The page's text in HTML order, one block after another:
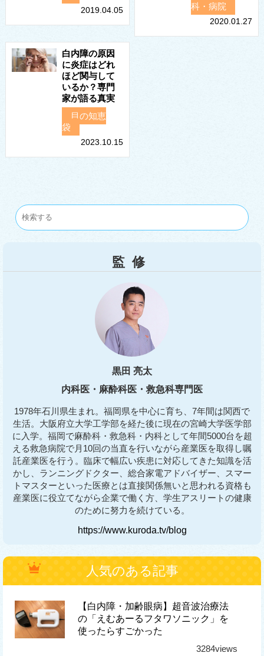
2019.04.05
科・病院
2020.01.27
白内障の原因
に炎症はどれ
ほど関与して
いるか？専門
家が語る真実
目の知恵
袋
2023.10.15
監修
黒田 亮太
内科医・麻酔科医・救急科専門医
1978年石川県生まれ。福岡県を中心に育ち、7年間は関西で
生活。大阪府立大学工学部を経た後に現在の宮崎大学医学部
に入学。福岡で麻酔科・救急科・内科として年間5000台を超
える救急病院で月10回の当直を行いながら産業医を取得し嘱
託産業医を行う。臨床で幅広い疾患に対応してきた知識を活
かし、ランニングドクター、総合家電アドバイザー、スマー
トマスターといった医療とは直接関係無いと思われる資格も
産業医に役立てながら企業で働く方、学生アスリートの健康
のために努力を続けている。
https://www.kuroda.tv/blog
人気のある記事
【白内障・加齢眼病】超音波治療法
の「えむあーるフタワソニック」を
使ったらすごかった
3284views